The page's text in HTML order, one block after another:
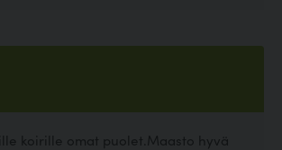
koirille omat puolet.Maasto hyvä